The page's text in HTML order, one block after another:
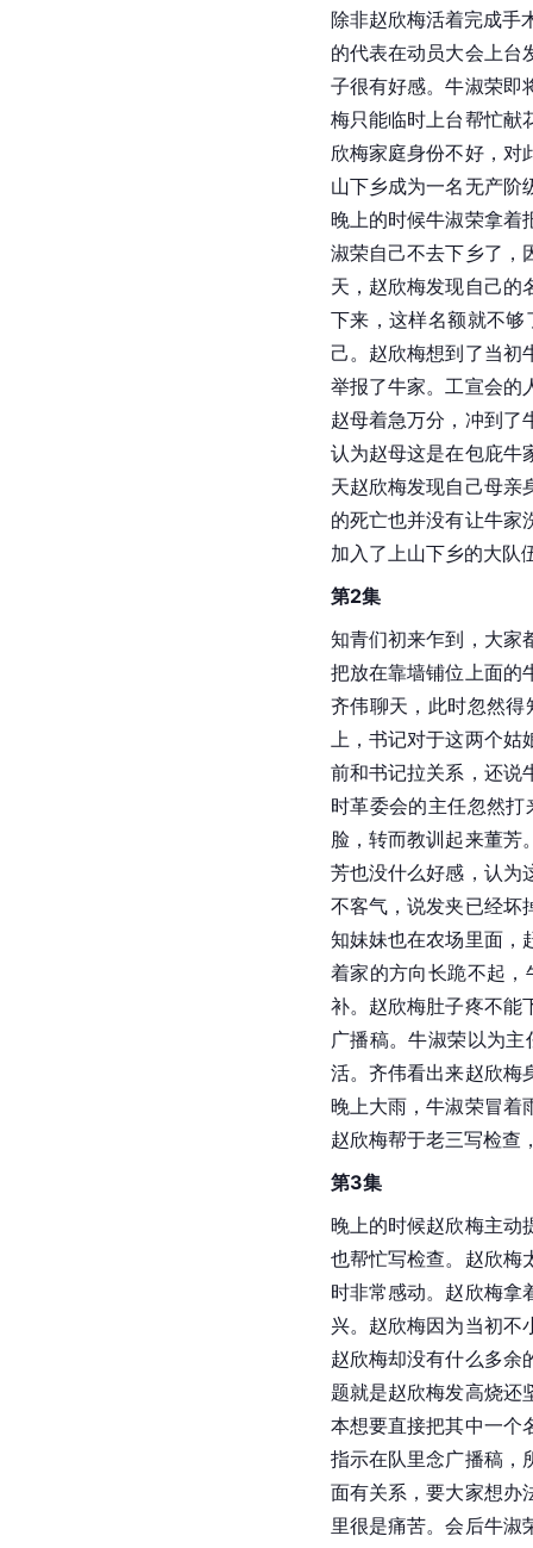
除非赵欣梅活着完成手
的代表在动员大会上台
子很有好感。牛淑荣即
梅只能临时上台帮忙献
欣梅家庭身份不好，对
山下乡成为一名无产阶
晚上的时候牛淑荣拿着
淑荣自己不去下乡了，
天，赵欣梅发现自己的
下来，这样名额就不
己。赵欣梅想到了当初
举报了牛家。工宣会的
赵母着急万分，冲到了
认为赵母这是在包庇牛
天赵欣梅发现自己母亲
的死亡也并没有让牛家
加入了上山下乡的大队
第2集
知青们初来乍到，大家
把放在靠墙铺位上面的
齐伟聊天，此时忽然
上，书记对于这两个姑
前和书记拉关系，还说
时革委会的主任忽然
脸，转而教训起来董芳
芳也没什么好感，认为
不客气，说发夹已经坏
知妹妹也在农场里面，
着家的方向长跪不起
补。赵欣梅肚子疼不能
广播稿。牛淑荣以为
活。齐伟看出来赵欣梅
晚上大雨，牛淑荣冒着
赵欣梅帮于老三写检查
第3集
晚上的时候赵欣梅主动
也帮忙写检查。赵欣梅
时非常感动。赵欣梅拿
兴。赵欣梅因为当初不
赵欣梅却没有什么多余
题就是赵欣梅发高烧还
本想要直接把其中一个
指示在队里念广播稿，
面有关系，要大家想办
里很是痛苦。会后牛淑